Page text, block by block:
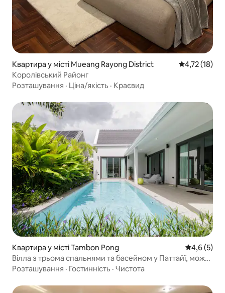
Квартира у місті Mueang Rayong District Середня
4,72 (18)
Королівський Районг
Розташування · Ціна/якість · Краєвид
Квартира у місті Tambon Pong Середня
4,6 (5)
Вілла з трьома спальнями та басейном у Паттайї, може
розмістити 6 осіб
Розташування · Гостинність · Чистота